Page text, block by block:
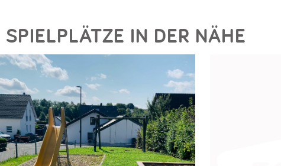
SPIELPLÄTZE IN DER NÄHE